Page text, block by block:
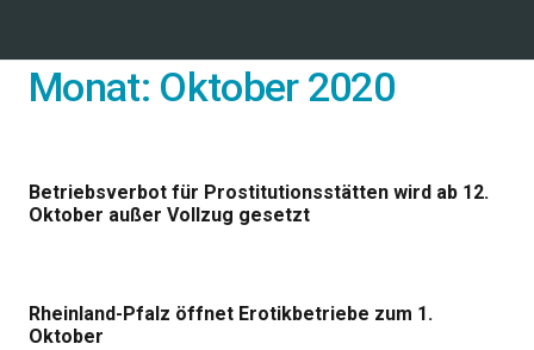
Monat: Oktober 2020
Betriebsverbot für Prostitutionsstätten wird ab 12.
Oktober außer Vollzug gesetzt
Rheinland-Pfalz öffnet Erotikbetriebe zum 1.
Oktober